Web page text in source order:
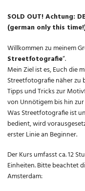
SOLD OUT! Achtung:
(german only this
Willkommen zu meinem
Streetfotografie“.
Mein Ziel ist es, Euch die
Streetfotografie näher zu
Tipps und Tricks zur
von Unnötigem bis hin
Was Streetfotografie ist
bedient, wird
erster Linie an Beginner.
Der Kurs umfasst ca. 12
Einheiten. Bitte beachtet
Amsterdam: